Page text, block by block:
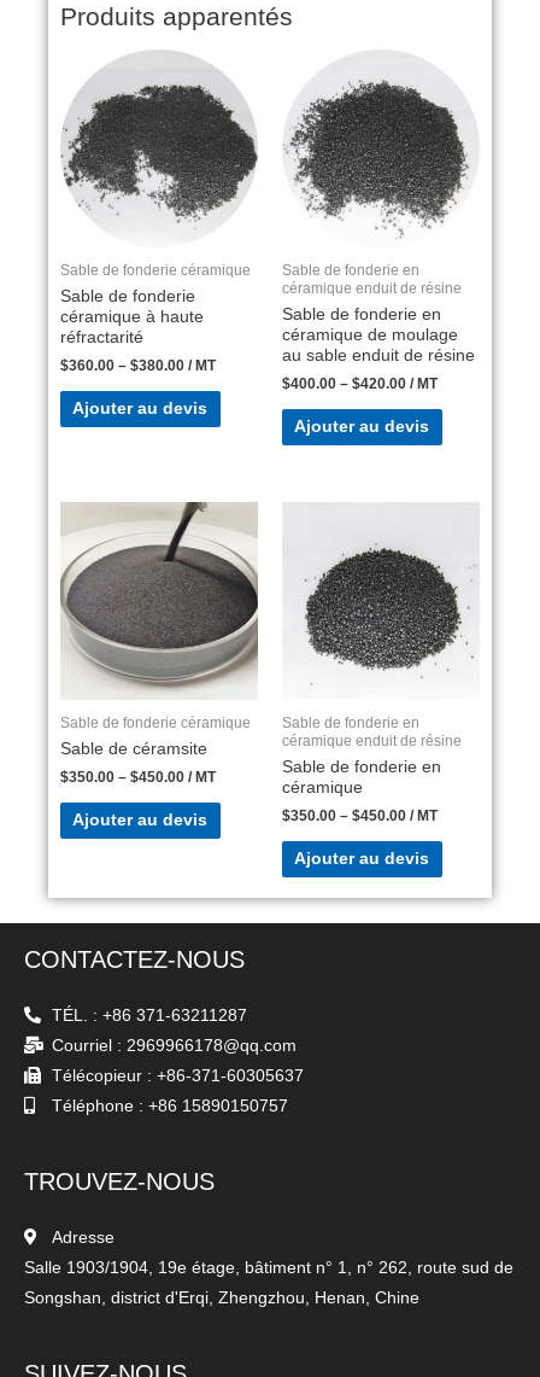
Produits apparentés
Sable de fonderie céramique
Sable de fonderie
céramique à haute
réfractarité
$360.00 – $380.00 / MT
Ajouter au devis
Sable de fonderie en
céramique enduit de résine
Sable de fonderie en
céramique de moulage
au sable enduit de résine
$400.00 – $420.00 / MT
Ajouter au devis
Sable de fonderie céramique
Sable de céramsite
$350.00 – $450.00 / MT
Ajouter au devis
Sable de fonderie en
céramique enduit de résine
Sable de fonderie en
céramique
$350.00 – $450.00 / MT
Ajouter au devis
CONTACTEZ-NOUS
TÉL. : +86 371-63211287
Courriel : 2969966178@qq.com
Télécopieur : +86-371-60305637
Téléphone : +86 15890150757
TROUVEZ-NOUS
Adresse
Salle 1903/1904, 19e étage, bâtiment n° 1, n° 262, route sud de
Songshan, district d'Erqi, Zhengzhou, Henan, Chine